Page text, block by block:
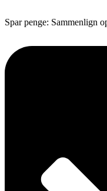
Spar penge: Sammenlign